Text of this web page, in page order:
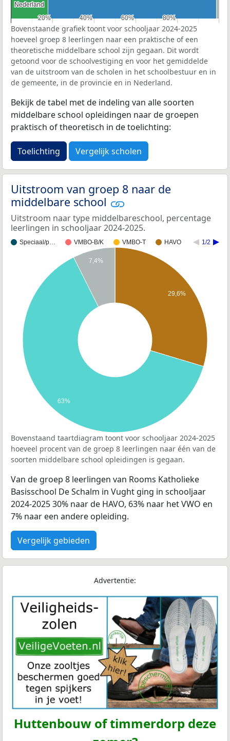
20%
20% 40%
40% 60%
60% 80%
80%
Nederland
Nederland
Bovenstaande grafiek toont voor schooljaar 2024-2025
hoeveel groep 8 leerlingen naar een praktische of een
theoretische middelbare school zijn gegaan. Dit wordt
getoond voor de schoolvestiging en voor het gemiddelde
van de uitstroom van de scholen in het schoolbestuur en in
de gemeente, in de provincie en in Nederland.
Bekijk de tabel met de indeling van alle soorten
middelbare school opleidingen naar de groepen
praktisch of theoretisch in de toelichting:
Toelichting Vergelijk scholen
Uitstroom van groep 8 naar de
middelbare school
Uitstroom naar type middelbareschool, percentage
leerlingen in schooljaar 2024-2025.
Speciaal/p… VMBO-B/K VMBO-T HAVO 1/2
29,6%
7,4%
63%
Bovenstaand taartdiagram toont voor schooljaar 2024-2025
hoeveel procent van de groep 8 leerlingen naar één van de
soorten middelbare school opleidingen is gegaan.
Van de groep 8 leerlingen van Rooms Katholieke
Basisschool De Schalm in Vught ging in schooljaar
2024-2025 30% naar de HAVO, 63% naar het VWO en
7% naar een andere opleiding.
Vergelijk gebieden
Advertentie:
Huttenbouw of timmerdorp deze